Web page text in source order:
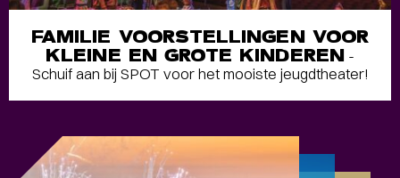
FAMILIE VOORSTELLINGEN VOOR
KLEINE EN GROTE KINDEREN -
Schuif aan bij SPOT voor het mooiste jeugdtheater!